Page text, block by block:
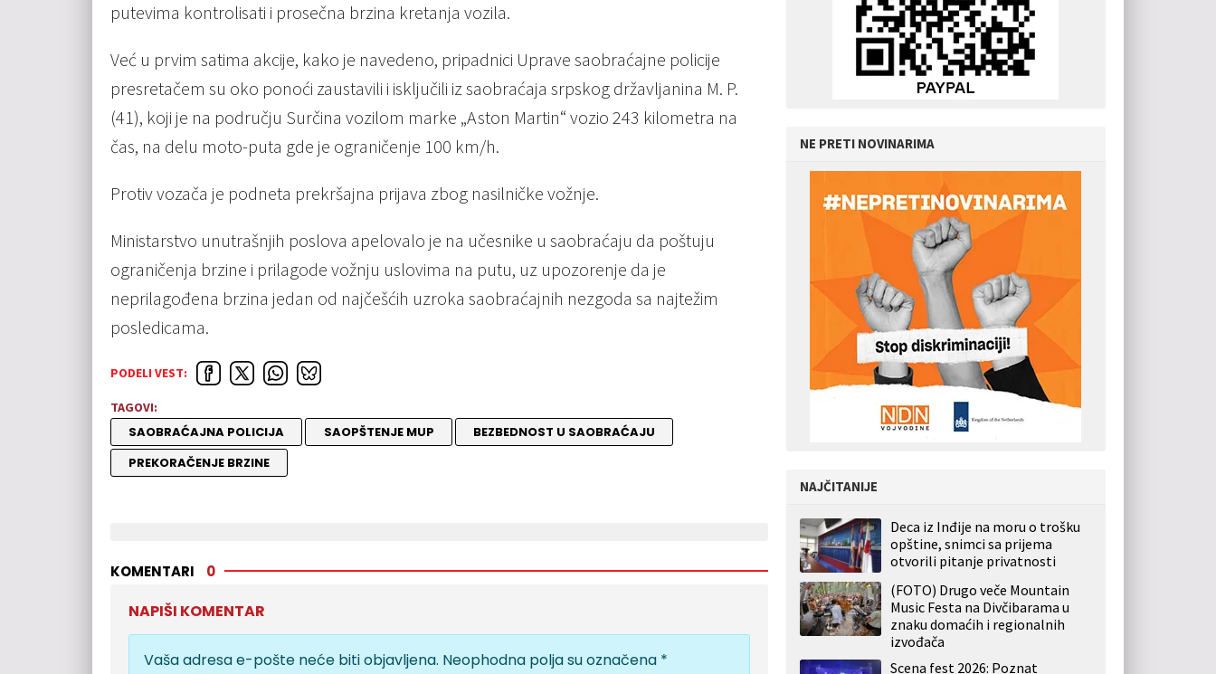
putevima kontrolisati i prosečna brzina kretanja vozila.
Već u prvim satima akcije, kako je navedeno, pripadnici Uprave saobraćajne policije
presretačem su oko ponoći zaustavili i isključili iz saobraćaja srpskog državljanina M. P.
(41), koji je na području Surčina vozilom marke „Aston Martin“ vozio 243 kilometra na
čas, na delu moto-puta gde je ograničenje 100 km/h.
Protiv vozača je podneta prekršajna prijava zbog nasilničke vožnje.
Ministarstvo unutrašnjih poslova apelovalo je na učesnike u saobraćaju da poštuju
ograničenja brzine i prilagode vožnju uslovima na putu, uz upozorenje da je
neprilagođena brzina jedan od najčešćih uzroka saobraćajnih nezgoda sa najtežim
posledicama.
PODELI VEST:
TAGOVI:
SAOBRAĆAJNA POLICIJA SAOPŠTENJE MUP
BEZBEDNOST U SAOBRAĆAJU
PREKORAČENJE BRZINE
KOMENTARI 0
NAPIŠI KOMENTAR
Vaša adresa e-pošte neće biti objavljena. Neophodna polja su označena *
NE PRETI NOVINARIMA
NAJČITANIJE
Deca iz Inđije na moru o trošku
opštine, snimci sa prijema
otvorili pitanje privatnosti
(FOTO) Drugo veče Mountain
Music Festa na Divčibarama u
znaku domaćih i regionalnih
izvođača
Scena fest 2026: Poznat